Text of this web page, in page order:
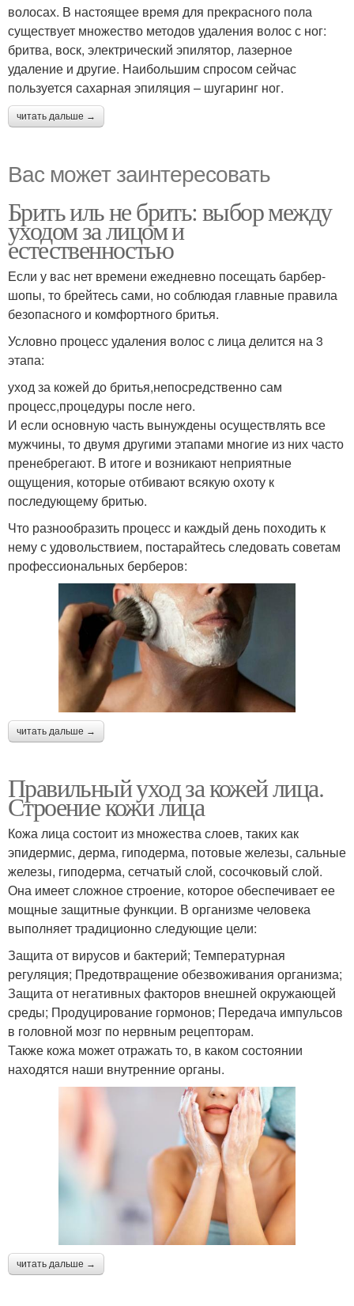
волосах. В настоящее время для прекрасного пола
существует множество методов удаления волос с ног:
бритва, воск, электрический эпилятор, лазерное
удаление и другие. Наибольшим спросом сейчас
пользуется сахарная эпиляция – шугаринг ног.
читать дальше →
Вас может заинтересовать
Брить иль не брить: выбор между
уходом за лицом и
естественностью
Если у вас нет времени ежедневно посещать барбер-
шопы, то брейтесь сами, но соблюдая главные правила
безопасного и комфортного бритья.
Условно процесс удаления волос с лица делится на 3
этапа:
уход за кожей до бритья,непосредственно сам
процесс,процедуры после него.
И если основную часть вынуждены осуществлять все
мужчины, то двумя другими этапами многие из них часто
пренебрегают. В итоге и возникают неприятные
ощущения, которые отбивают всякую охоту к
последующему бритью.
Что разнообразить процесс и каждый день походить к
нему с удовольствием, постарайтесь следовать советам
профессиональных берберов:
читать дальше →
Правильный уход за кожей лица.
Строение кожи лица
Кожа лица состоит из множества слоев, таких как
эпидермис, дерма, гиподерма, потовые железы, сальные
железы, гиподерма, сетчатый слой, сосочковый слой.
Она имеет сложное строение, которое обеспечивает ее
мощные защитные функции. В организме человека
выполняет традиционно следующие цели:
Защита от вирусов и бактерий; Температурная
регуляция; Предотвращение обезвоживания организма;
Защита от негативных факторов внешней окружающей
среды; Продуцирование гормонов; Передача импульсов
в головной мозг по нервным рецепторам.
Также кожа может отражать то, в каком состоянии
находятся наши внутренние органы.
читать дальше →